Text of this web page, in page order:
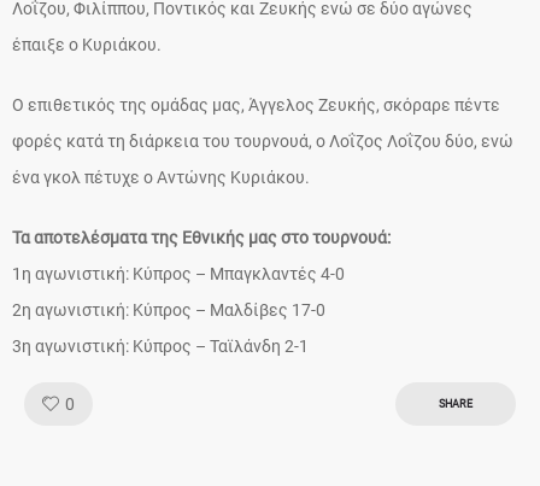
Λοΐζου, Φιλίππου, Ποντικός και Ζευκής ενώ σε δύο αγώνες
έπαιξε ο Κυριάκου.
Ο επιθετικός της ομάδας μας, Άγγελος Ζευκής, σκόραρε πέντε
φορές κατά τη διάρκεια του τουρνουά, ο Λοΐζος Λοΐζου δύο, ενώ
ένα γκολ πέτυχε ο Αντώνης Κυριάκου.
Τα αποτελέσματα της Εθνικής μας στο τουρνουά:
1η αγωνιστική: Κύπρος – Μπαγκλαντές 4-0
2η αγωνιστική: Κύπρος – Μαλδίβες 17-0
3η αγωνιστική: Κύπρος – Ταϊλάνδη 2-1
0 SHARE